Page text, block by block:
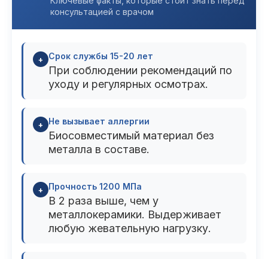
консультацией с врачом
+ Срок службы 15-20 лет
При соблюдении рекомендаций по
уходу и регулярных осмотрах.
+ Не вызывает аллергии
Биосовместимый материал без
металла в составе.
+ Прочность 1200 МПа
В 2 раза выше, чем у
металлокерамики. Выдерживает
любую жевательную нагрузку.